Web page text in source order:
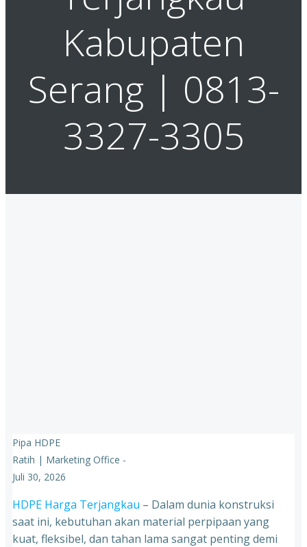
Kabupaten
Serang | 0813-
3327-3305
Pipa HDPE
Ratih | Marketing Office -
Juli 30, 2026
HDPE Harga Terjangkau – Dalam dunia konstruksi
saat ini, kebutuhan akan material perpipaan yang
kuat, fleksibel, dan tahan lama sangat penting demi